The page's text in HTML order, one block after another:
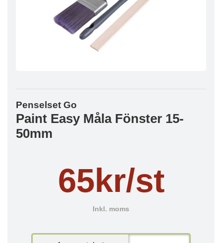
Penselset Go
Paint Easy Måla Fönster 15-
50mm
65kr/st
Inkl. moms